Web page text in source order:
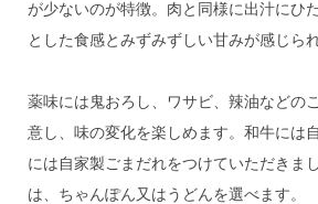
が少ないのが特徴。肉と同様に出汁にひ
とした食感とみずみずしい甘みが感じられ
薬味には鬼おろし、ワサビ、辣油などの
意し、味の変化を楽しめます。和牛には
には自家製ごまだれをつけていただきま
は、ちゃんぽん又はうどんを選べます。